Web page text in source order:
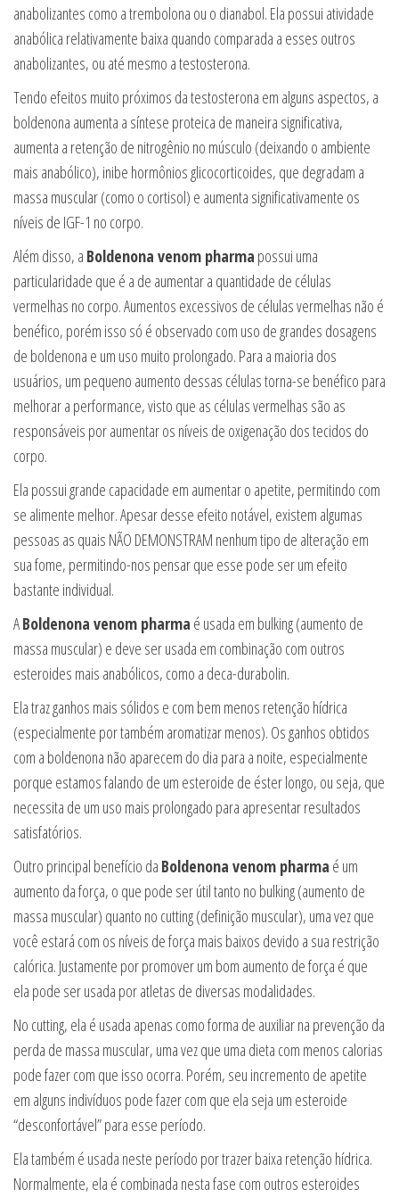
anabolizantes como a trembolona ou o dianabol. Ela possui atividade
anabólica relativamente baixa quando comparada a esses outros
anabolizantes, ou até mesmo a testosterona.
Tendo efeitos muito próximos da testosterona em alguns aspectos, a
boldenona aumenta a síntese proteica de maneira significativa,
aumenta a retenção de nitrogênio no músculo (deixando o ambiente
mais anabólico), inibe hormônios glicocorticoides, que degradam a
massa muscular (como o cortisol) e aumenta significativamente os
níveis de IGF-1 no corpo.
Além disso, a Boldenona venom pharma possui uma
particularidade que é a de aumentar a quantidade de células
vermelhas no corpo. Aumentos excessivos de células vermelhas não é
benéfico, porém isso só é observado com uso de grandes dosagens
de boldenona e um uso muito prolongado. Para a maioria dos
usuários, um pequeno aumento dessas células torna-se benéfico para
melhorar a performance, visto que as células vermelhas são as
responsáveis por aumentar os níveis de oxigenação dos tecidos do
corpo.
Ela possui grande capacidade em aumentar o apetite, permitindo com
se alimente melhor. Apesar desse efeito notável, existem algumas
pessoas as quais NÃO DEMONSTRAM nenhum tipo de alteração em
sua fome, permitindo-nos pensar que esse pode ser um efeito
bastante individual.
ABoldenona venom pharma é usada em bulking (aumento de
massa muscular) e deve ser usada em combinação com outros
esteroides mais anabólicos, como a deca-durabolin.
Ela traz ganhos mais sólidos e com bem menos retenção hídrica
(especialmente por também aromatizar menos). Os ganhos obtidos
com a boldenona não aparecem do dia para a noite, especialmente
porque estamos falando de um esteroide de éster longo, ou seja, que
necessita de um uso mais prolongado para apresentar resultados
satisfatórios.
Outro principal benefício da Boldenona venom pharma é um
aumento da força, o que pode ser útil tanto no bulking (aumento de
massa muscular) quanto no cutting (definição muscular), uma vez que
você estará com os níveis de força mais baixos devido a sua restrição
calórica. Justamente por promover um bom aumento de força é que
ela pode ser usada por atletas de diversas modalidades.
No cutting, ela é usada apenas como forma de auxiliar na prevenção da
perda de massa muscular, uma vez que uma dieta com menos calorias
pode fazer com que isso ocorra. Porém, seu incremento de apetite
em alguns indivíduos pode fazer com que ela seja um esteroide
“desconfortável” para esse período.
Ela também é usada neste período por trazer baixa retenção hídrica.
Normalmente, ela é combinada nesta fase com outros esteroides